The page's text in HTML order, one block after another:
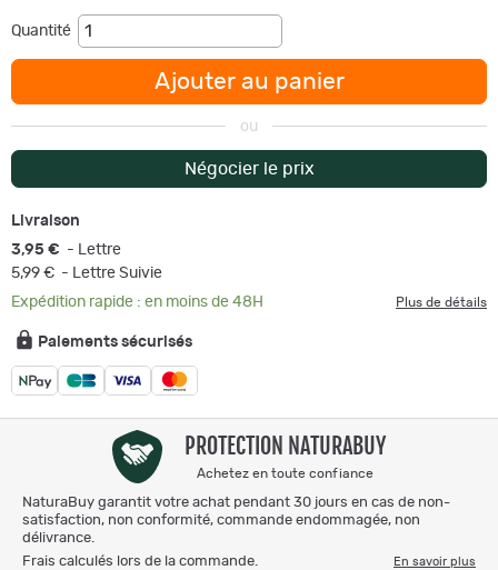
Quantité
Ajouter au panier
ou
Négocier le prix
Livraison
3,95 € - Lettre
5,99 € - Lettre Suivie
Expédition rapide : en moins de 48H
Plus de détails
Paiements sécurisés
PROTECTION NATURABUY
Achetez en toute confiance
NaturaBuy garantit votre achat pendant 30 jours en cas de non-
satisfaction, non conformité, commande endommagée, non
délivrance.
Frais calculés lors de la commande.
En savoir plus